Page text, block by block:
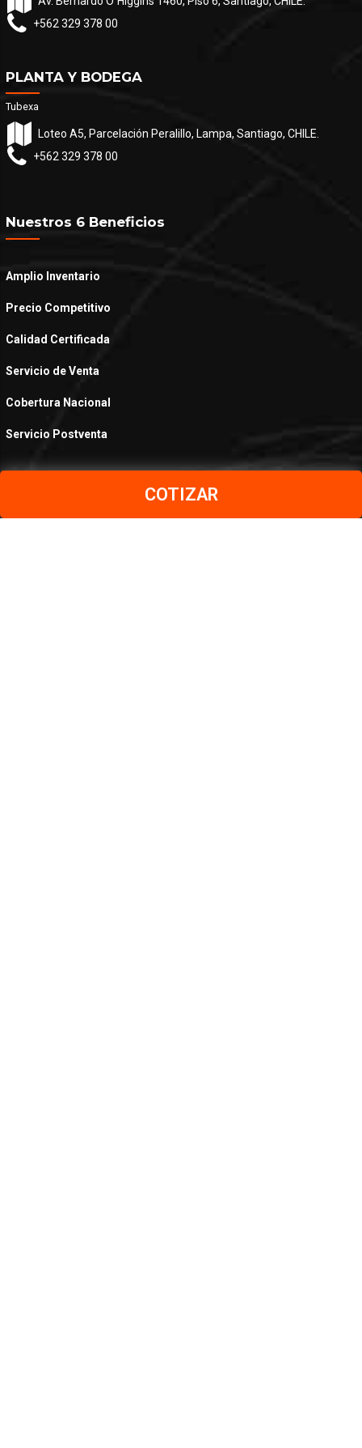
COTIZAR
+562 329 378 00
PLANTA Y BODEGA
Tubexa
Loteo A5, Parcelación Peralillo, Lampa, Santiago, CHILE.
+562 329 378 00
Nuestros 6 Beneficios
Amplio Inventario
Precio Competitivo
Calidad Certificada
Servicio de Venta
Cobertura Nacional
Servicio Postventa